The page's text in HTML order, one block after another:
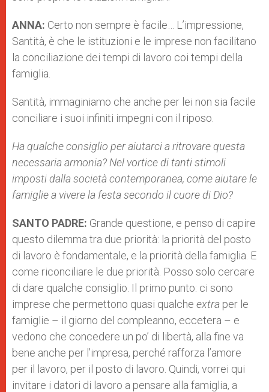
ANNA: Certo non sempre è facile… L’impressione,
Santità, è che le istituzioni e le imprese non facilitano
la conciliazione dei tempi di lavoro coi tempi della
famiglia.
Santità, immaginiamo che anche per lei non sia facile
conciliare i suoi infiniti impegni con il riposo.
Ha qualche consiglio per aiutarci a ritrovare questa
necessaria armonia? Nel vortice di tanti stimoli
imposti dalla società contemporanea, come aiutare le
famiglie a vivere la festa secondo il cuore di Dio?
SANTO PADRE: Grande questione, e penso di capire
questo dilemma tra due priorità: la priorità del posto
di lavoro è fondamentale, e la priorità della famiglia. E
come riconciliare le due priorità. Posso solo cercare
di dare qualche consiglio. Il primo punto: ci sono
imprese che permettono quasi qualche extra per le
famiglie – il giorno del compleanno, eccetera – e
vedono che concedere un po’ di libertà, alla fine va
bene anche per l’impresa, perché rafforza l’amore
per il lavoro, per il posto di lavoro. Quindi, vorrei qui
invitare i datori di lavoro a pensare alla famiglia, a